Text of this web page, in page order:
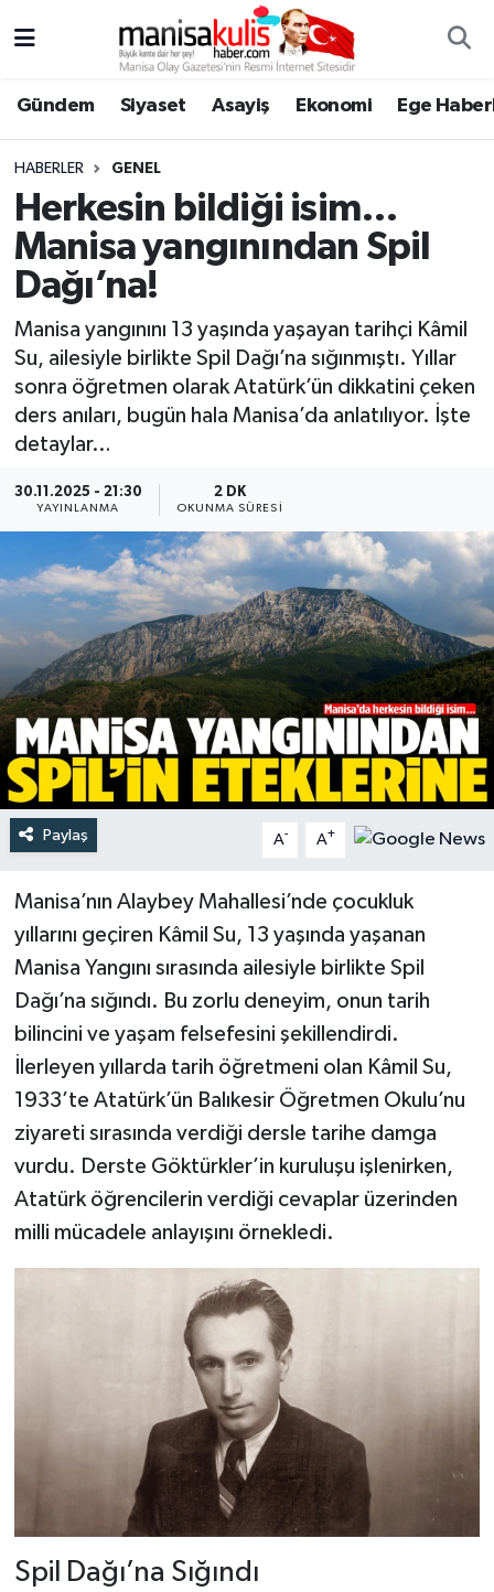
Gündem Siyaset Asayiş Ekonomi Ege
HABERLER GENEL
Herkesin bildiği isim…
Manisa yangınından Spil
Dağı’na!
Manisa yangınını 13 yaşında yaşayan tarihçi Kâmil
Su, ailesiyle birlikte Spil Dağı’na sığınmıştı. Yıllar
sonra öğretmen olarak Atatürk’ün dikkatini çeken
ders anıları, bugün hala Manisa’da anlatılıyor. İşte
detaylar…
30.11.2025 - 21:30
YAYINLANMA
2 DK
OKUNMA SÜRESI
Paylaş A- A+
Manisa’nın Alaybey Mahallesi’nde çocukluk
yıllarını geçiren Kâmil Su, 13 yaşında yaşanan
Manisa Yangını sırasında ailesiyle birlikte Spil
Dağı’na sığındı. Bu zorlu deneyim, onun tarih
bilincini ve yaşam felsefesini şekillendirdi.
İlerleyen yıllarda tarih öğretmeni olan Kâmil Su,
1933’te Atatürk’ün Balıkesir Öğretmen Okulu’nu
ziyareti sırasında verdiği dersle tarihe damga
vurdu. Derste Göktürkler’in kuruluşu işlenirken,
Atatürk öğrencilerin verdiği cevaplar üzerinden
milli mücadele anlayışını örnekledi.
Spil Dağı’na Sığındı
Ege Haberleri
Ekonomi
Genel
Gündem
Resmi İlan
Siyaset
Türkiye
Yaşam
Yunusemre Hava Durumu
Yunusemre Trafik Yoğunluk Haritası
Süper Lig Puan Durumu ve Fikstür
Tüm Manşetler
Son Dakika Haberleri
Haber Arşivi